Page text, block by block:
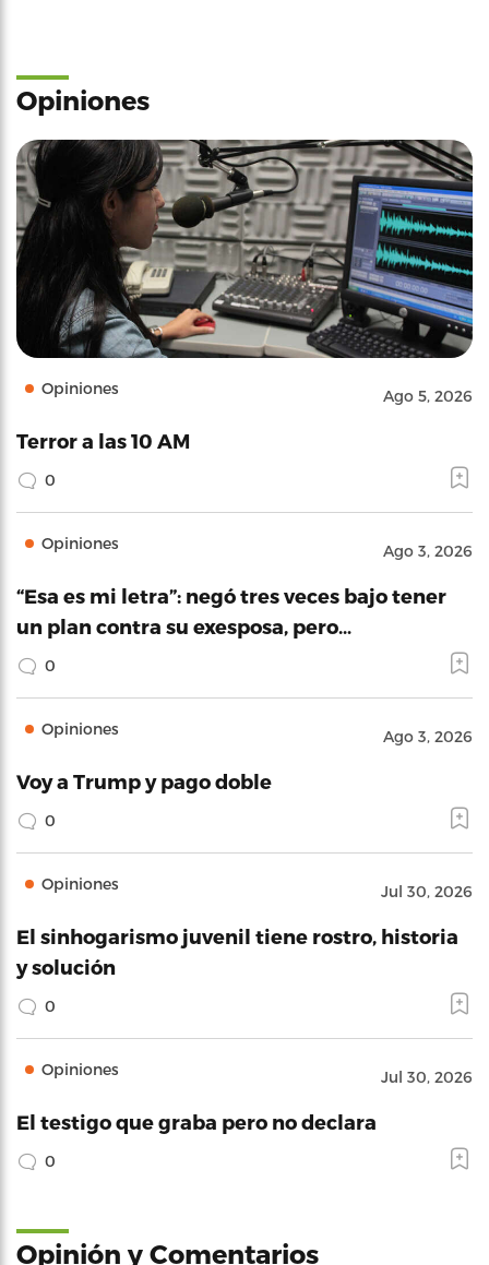
Opiniones
Opiniones Ago 5, 2026
Terror a las 10 AM
0
Opiniones Ago 3, 2026
“Esa es mi letra”: negó tres veces bajo tener
un plan contra su exesposa, pero…
0
Opiniones Ago 3, 2026
Voy a Trump y pago doble
0
Opiniones Jul 30, 2026
El sinhogarismo juvenil tiene rostro, historia
y solución
0
Opiniones Jul 30, 2026
El testigo que graba pero no declara
0
Opinión y Comentarios